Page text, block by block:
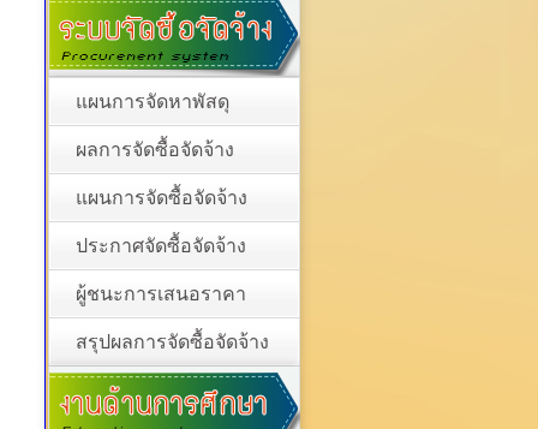
แผนการจัดหาพัสดุ
ผลการจัดซื้อจัดจ้าง
แผนการจัดซื้อจัดจ้าง
ประกาศจัดซื้อจัดจ้าง
ผู้ชนะการเสนอราคา
สรุปผลการจัดซื้อจัดจ้าง